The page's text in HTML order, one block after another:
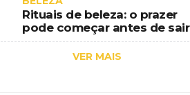
Rituais de beleza: o prazer
pode começar antes de sair
VER MAIS